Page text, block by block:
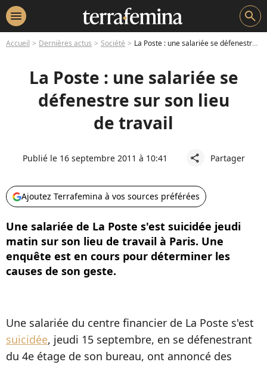
menu search
Accueil Dernières actus Société La Poste : une salariée se défenestre sur son lieu de travail
La Poste : une salariée se
défenestre sur son lieu
de travail
Publié le 16 septembre 2011 à 10:41 share Partager
Ajoutez Terrafemina à vos sources préférées
Une salariée de La Poste s'est suicidée jeudi
matin sur son lieu de travail à Paris. Une
enquête est en cours pour déterminer les
causes de son geste.
Une salariée du centre financier de La Poste s'est
suicidée, jeudi 15 septembre, en se défenestrant
du 4e étage de son bureau, ont annoncé des